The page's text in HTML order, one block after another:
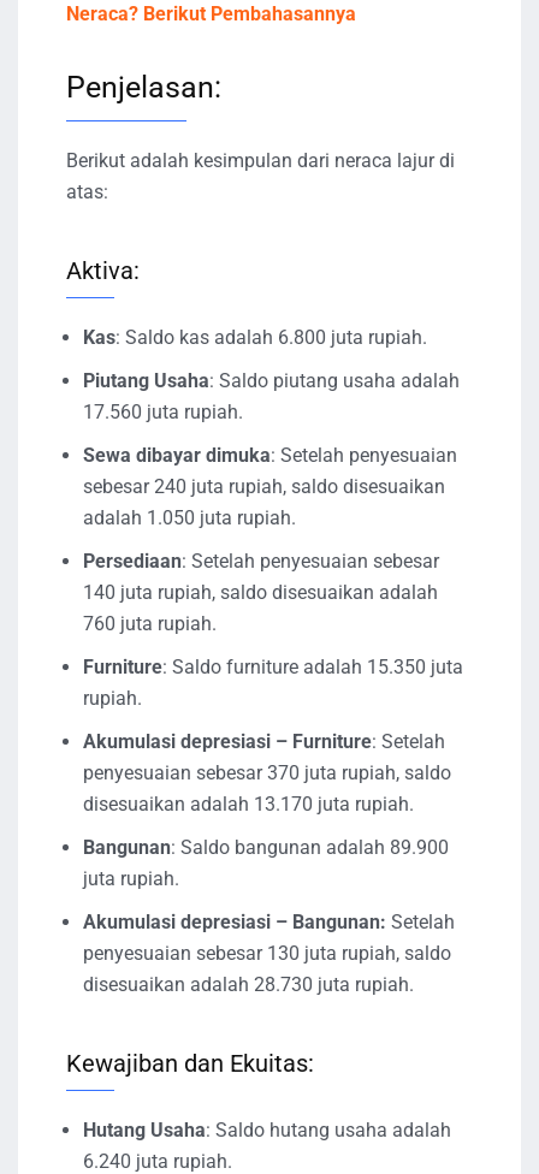
Neraca? Berikut Pembahasannya
Penjelasan:
Berikut adalah kesimpulan dari neraca lajur di
atas:
Aktiva:
Kas: Saldo kas adalah 6.800 juta rupiah.
Piutang Usaha: Saldo piutang usaha adalah
17.560 juta rupiah.
Sewa dibayar dimuka: Setelah penyesuaian
sebesar 240 juta rupiah, saldo disesuaikan
adalah 1.050 juta rupiah.
Persediaan: Setelah penyesuaian sebesar
140 juta rupiah, saldo disesuaikan adalah
760 juta rupiah.
Furniture: Saldo furniture adalah 15.350 juta
rupiah.
Akumulasi depresiasi – Furniture: Setelah
penyesuaian sebesar 370 juta rupiah, saldo
disesuaikan adalah 13.170 juta rupiah.
Bangunan: Saldo bangunan adalah 89.900
juta rupiah.
Akumulasi depresiasi – Bangunan: Setelah
penyesuaian sebesar 130 juta rupiah, saldo
disesuaikan adalah 28.730 juta rupiah.
Kewajiban dan Ekuitas:
Hutang Usaha: Saldo hutang usaha adalah
6.240 juta rupiah.